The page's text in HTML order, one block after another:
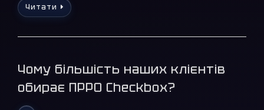
Читати
Чому більшість наших клієнтів
обирає ПРРО Checkbox?